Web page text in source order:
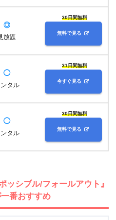
◎
放題
30日間無料
無料で見る
◯
ンタル
31日間無料
今すぐ見る
◯
ンタル
30日間無料
無料で見る
ッシブル/フォールアウト』
番おすすめ